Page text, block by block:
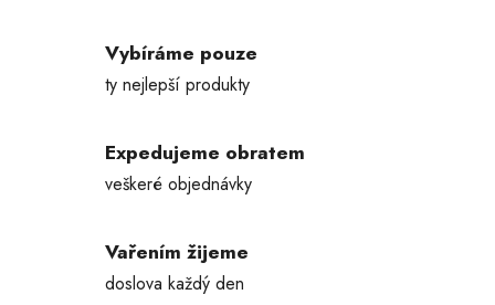
Vybíráme pouze
ty nejlepší produkty
Expedujeme obratem
veškeré objednávky
Vařením žijeme
doslova každý den